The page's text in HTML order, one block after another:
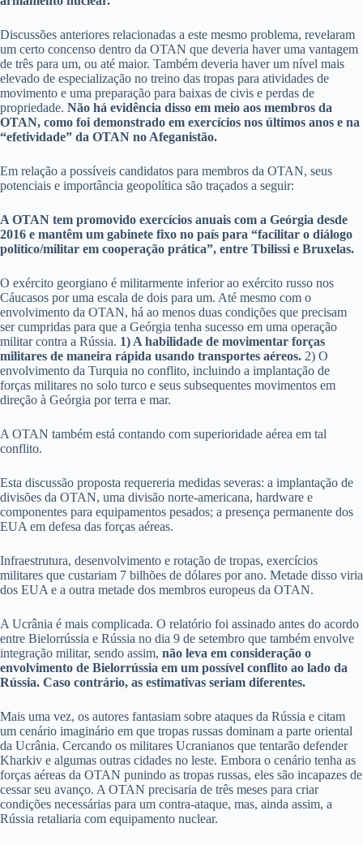
Discussões anteriores relacionadas a este mesmo problema, revelaram
um certo concenso dentro da OTAN que deveria haver uma vantagem
de três para um, ou até maior. Também deveria haver um nível mais
elevado de especialização no treino das tropas para atividades de
movimento e uma preparação para baixas de civis e perdas de
propriedade. Não há evidência disso em meio aos membros da
OTAN, como foi demonstrado em exercícios nos últimos anos e na
“efetividade” da OTAN no Afeganistão.
Em relação a possíveis candidatos para membros da OTAN, seus
potenciais e importância geopolítica são traçados a seguir:
A OTAN tem promovido exercícios anuais com a Geórgia desde
2016 e mantêm um gabinete fixo no país para “facilitar o diálogo
político/militar em cooperação prática”, entre Tbilissi e Bruxelas.
O exército georgiano é militarmente inferior ao exército russo nos
Cáucasos por uma escala de dois para um. Até mesmo com o
envolvimento da OTAN, há ao menos duas condições que precisam
ser cumpridas para que a Geórgia tenha sucesso em uma operação
militar contra a Rússia. 1) A habilidade de movimentar forças
militares de maneira rápida usando transportes aéreos. 2) O
envolvimento da Turquia no conflito, incluindo a implantação de
forças militares no solo turco e seus subsequentes movimentos em
direção à Geórgia por terra e mar.
A OTAN também está contando com superioridade aérea em tal
conflito.
Esta discussão proposta requereria medidas severas: a implantação de
divisões da OTAN, uma divisão norte-americana, hardware e
componentes para equipamentos pesados; a presença permanente dos
EUA em defesa das forças aéreas.
Infraestrutura, desenvolvimento e rotação de tropas, exercícios
militares que custariam 7 bilhões de dólares por ano. Metade disso viria
dos EUA e a outra metade dos membros europeus da OTAN.
A Ucrânia é mais complicada. O relatório foi assinado antes do acordo
entre Bielorrússia e Rússia no dia 9 de setembro que também envolve
integração militar, sendo assim, não leva em consideração o
envolvimento de Bielorrússia em um possível conflito ao lado da
Rússia. Caso contrário, as estimativas seriam diferentes.
Mais uma vez, os autores fantasiam sobre ataques da Rússia e citam
um cenário imaginário em que tropas russas dominam a parte oriental
da Ucrânia. Cercando os militares Ucranianos que tentarão defender
Kharkiv e algumas outras cidades no leste. Embora o cenário tenha as
forças aéreas da OTAN punindo as tropas russas, eles são incapazes de
cessar seu avanço. A OTAN precisaria de três meses para criar
condições necessárias para um contra-ataque, mas, ainda assim, a
Rússia retaliaria com equipamento nuclear.